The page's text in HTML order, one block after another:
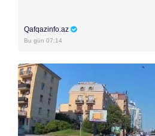
Qafqazinfo.az
Bu gün 07:14